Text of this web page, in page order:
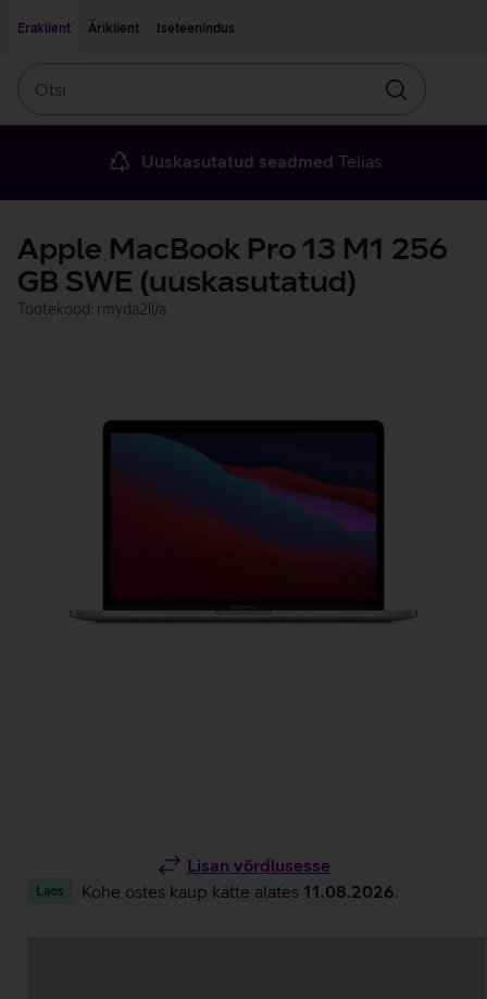
Eraklient
Äriklient Iseteenindus
Otsin
Uuskasutatud seadmed Telias
Apple MacBook Pro 13 M1 256
GB SWE (uuskasutatud)
Tootekood: rmyda2ll/a
Lisan võrdlusesse
Laos Kohe ostes kaup kätte alates 11.08.2026